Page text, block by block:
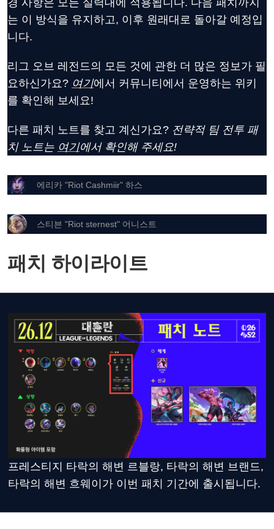
경 사항은 모든 실력대에 적용됩니다. 다음 패치까지
는 이 방식을 유지하고, 이후 원래대로 돌아갈 예정입
니다.
리그 오브 레전드의 모든 것에 관한 더 많은 정보가 필
요하신가요? 여기에서 커뮤니티에서 운영하는 위키
를 확인해 보세요!
다른 패치 노트를 찾고 계신가요? 전략적 팀 전투 패
치 노트는 여기에서 확인해 주세요!
에리카 "Riot Cashmiir" 하스
스티븐 "Riot sternest" 어니스트
패치 하이라이트
프레스티지 타락의 해변 르블랑, 타락의 해변 브랜드,
타락의 해변 흐웨이가 이번 패치 기간에 출시됩니다.